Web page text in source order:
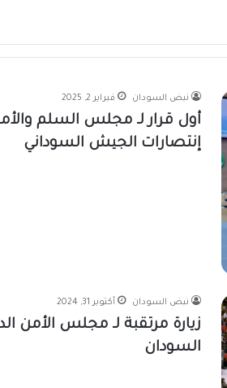
نبض السودان فبراير 2, 2025
أول قرار لـ مجلس السلم
إنتصارات الجيش السوداني
نبض السودان أكتوبر 31, 2024
زيارة مرتقبة لـ مجلس الأمن
السودان